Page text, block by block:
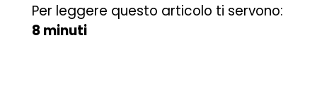
Per leggere questo articolo ti servono:
8 minuti